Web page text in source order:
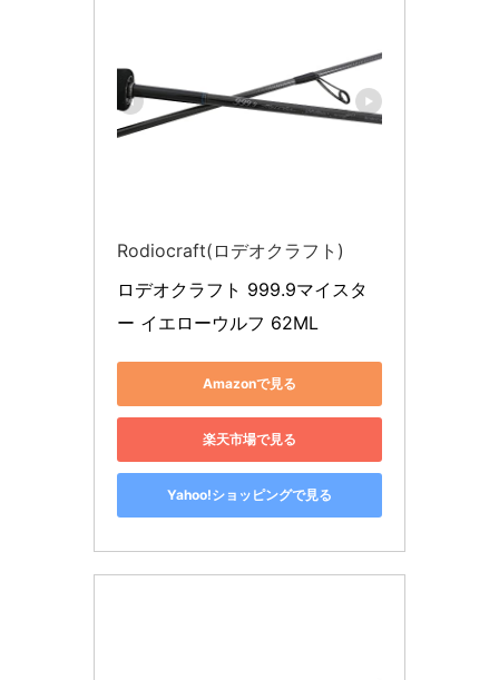
Rodiocraft(ロデオクラフト)
ロデオクラフト 999.9マイスタ
ー イエローウルフ 62ML
Amazonで見る
楽天市場で見る
Yahoo!ショッピングで見る